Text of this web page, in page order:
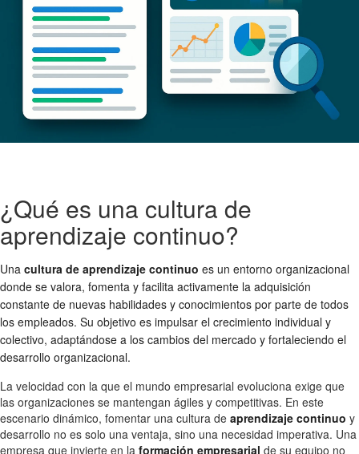
¿Qué es una cultura de
aprendizaje continuo?
Una cultura de aprendizaje continuo es un entorno organizacional
donde se valora, fomenta y facilita activamente la adquisición
constante de nuevas habilidades y conocimientos por parte de todos
los empleados. Su objetivo es impulsar el crecimiento individual y
colectivo, adaptándose a los cambios del mercado y fortaleciendo el
desarrollo organizacional.
La velocidad con la que el mundo empresarial evoluciona exige que
las organizaciones se mantengan ágiles y competitivas. En este
escenario dinámico, fomentar una cultura de aprendizaje continuo y
desarrollo no es solo una ventaja, sino una necesidad imperativa. Una
empresa que invierte en la formación empresarial de su equipo no